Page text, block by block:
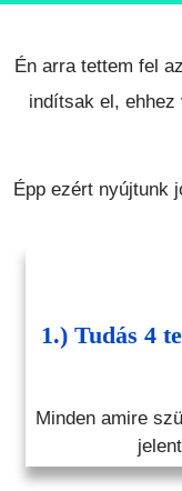
Én arra tettem fel
indítsak el, ehhez
Épp ezért nyújtunk
1.) Tudás 4
Minden amire